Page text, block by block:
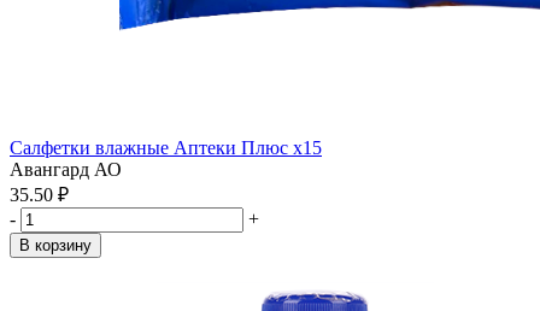
Салфетки влажные Аптеки Плюс x15
Авангард АО
35.50 ₽
-
+
В корзину